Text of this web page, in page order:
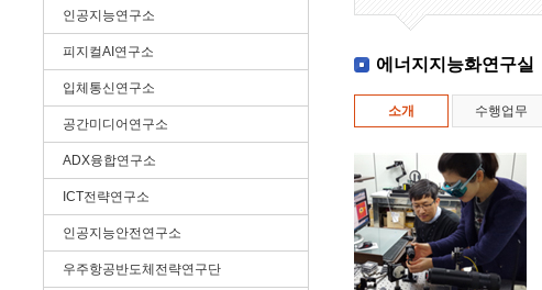
인공지능연구소
피지컬AI연구소
입체통신연구소
공간미디어연구소
ADX융합연구소
ICT전략연구소
인공지능안전연구소
우주항공반도체전략연구단
에너지지능화연구실
소개 수행업무